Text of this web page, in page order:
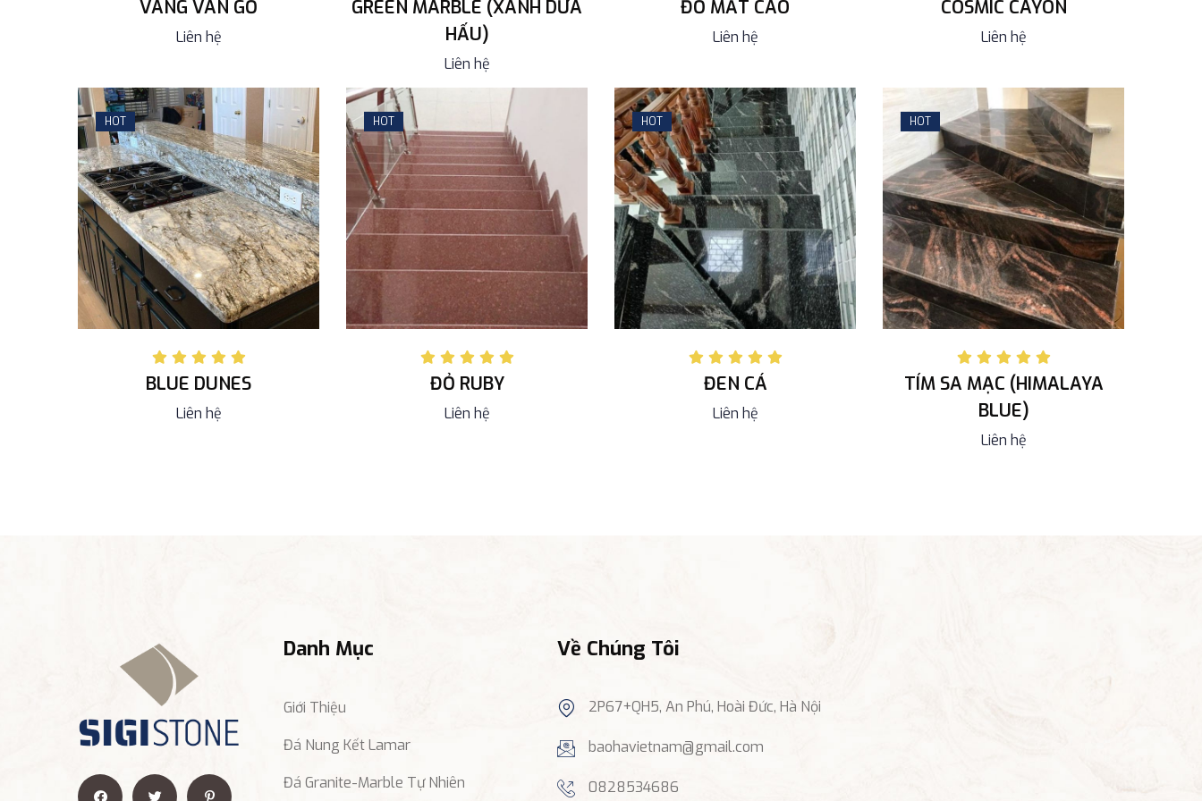
VÀNG VÂN GỖ
Liên hệ
GREEN MARBLE (XANH DƯA
HẤU)
Liên hệ
ĐỎ MẮT CÁO
Liên hệ
COSMIC CAYON
Liên hệ
HOT
BLUE DUNES
Liên hệ
HOT
ĐỎ RUBY
Liên hệ
HOT
ĐEN CÁ
Liên hệ
HOT
TÍM SA MẠC (HIMALAYA
BLUE)
Liên hệ
Danh Mục
Giới Thiệu
Đá Nung Kết Lamar
Đá Granite-Marble Tự Nhiên
Về Chúng Tôi
2P67+QH5, An Phú, Hoài Đức, Hà Nội
baohavietnam@gmail.com
0828534686